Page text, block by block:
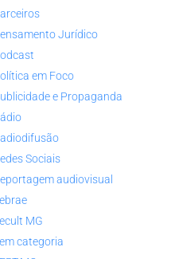
Jurídico
em Foco
e Propaganda
Sociais
audiovisual
MG
categoria